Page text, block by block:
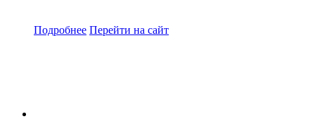
Подробнее Перейти на сайт